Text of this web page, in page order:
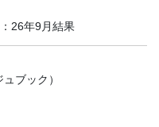
26年9月結果
ブック）